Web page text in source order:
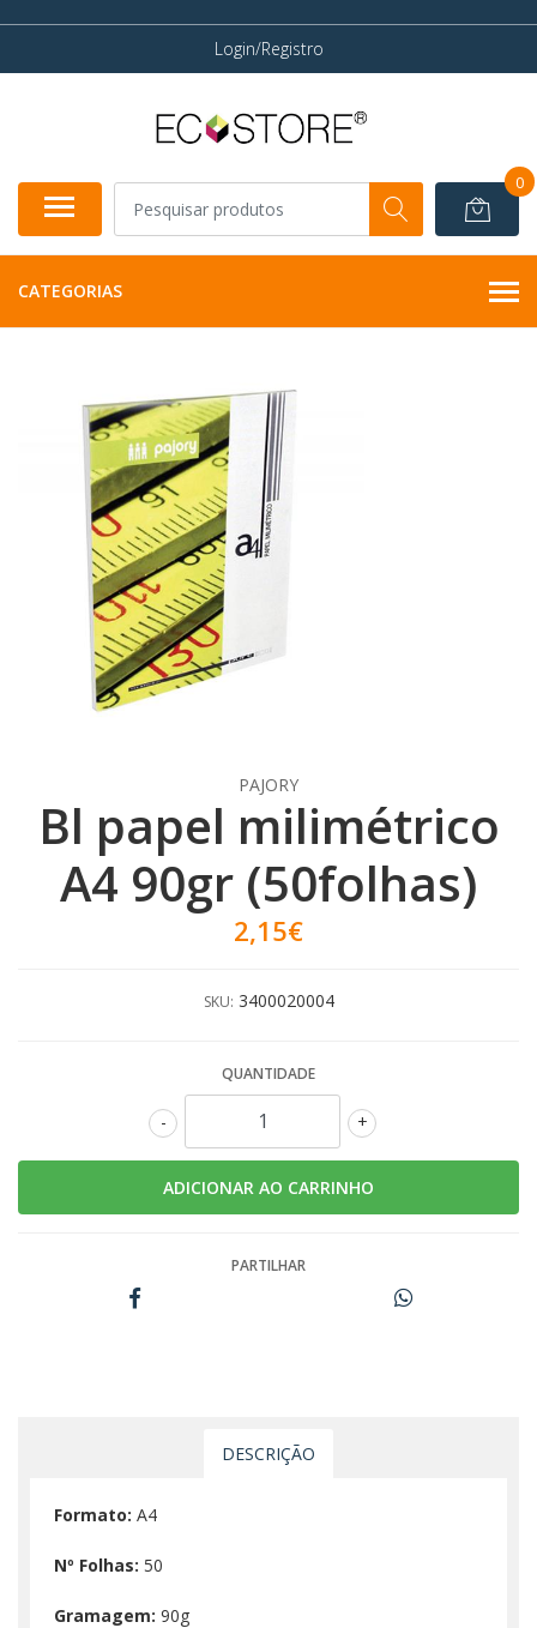
Login/Registro
0
CATEGORIAS
PAJORY
Bl papel milimétrico
A4 90gr (50folhas)
2,15€
SKU: 3400020004
QUANTIDADE
+
-
PARTILHAR
DESCRIÇÃO
Formato: A4
Nº Folhas: 50
Gramagem: 90g